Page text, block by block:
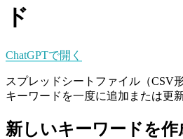
ド
ChatGPTで開く
スプレッドシートファイル（CSV
キーワードを一度に追加または更
新しいキーワードを作